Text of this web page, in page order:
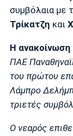
Πολιτισμός
Τραγούδια
Cine Spot
Running
Media
Παρασκήνιο
Πρόγραμμα
συμβόλαια με
Τρίκατζη και
Η
ΠΑΕ
του πρώτου
Λάμπρο
τριετές
Ο νεαρός